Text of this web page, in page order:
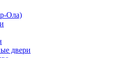
Ола)
двери